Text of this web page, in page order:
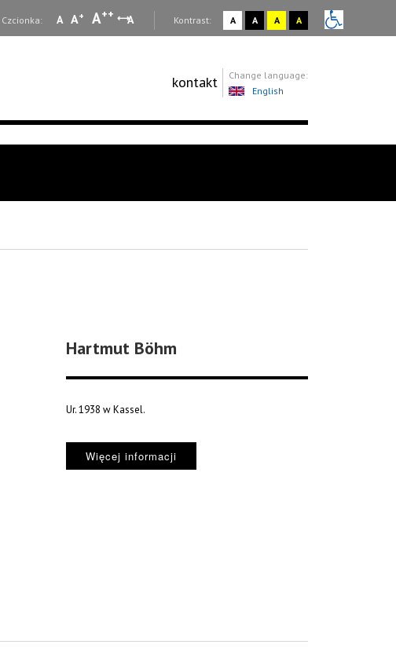
Czcionka: A A+ A++ A Kontrast: A A A A
kontakt
Change language:
English
Hartmut Böhm
Ur. 1938 w Kassel.
Więcej informacji